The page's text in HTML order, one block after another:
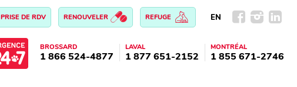
PRISE DE RDV RENOUVELER REFUGE EN
BROSSARD
1 866 524-4877
LAVAL
1 877 651-2152
MONTRÉAL
1 855 671-2746